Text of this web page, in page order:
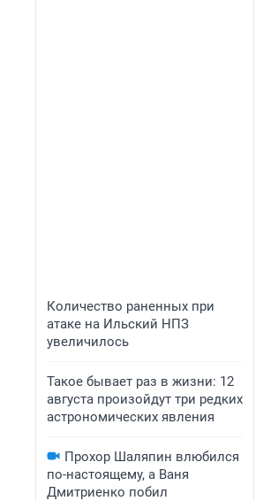
Количество раненных при
атаке на Ильский НПЗ
увеличилось
Такое бывает раз в жизни: 12
августа произойдут три редких
астрономических явления
Прохор Шаляпин влюбился
по-настоящему, а Ваня
Дмитриенко побил